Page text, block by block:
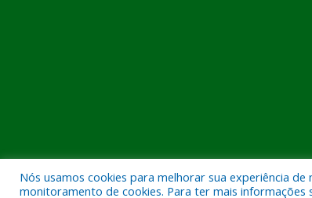
Todos os direitos reservados a Prefeitura
Nós usamos cookies para melhorar sua experiência
monitoramento de cookies. Para ter mais